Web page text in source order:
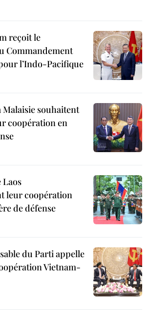
reçoit le
Commandement
l’Indo-Pacifique
Malaisie souhaitent
coopération en
Laos
leur coopération
de défense
du Parti appelle
Vietnam-